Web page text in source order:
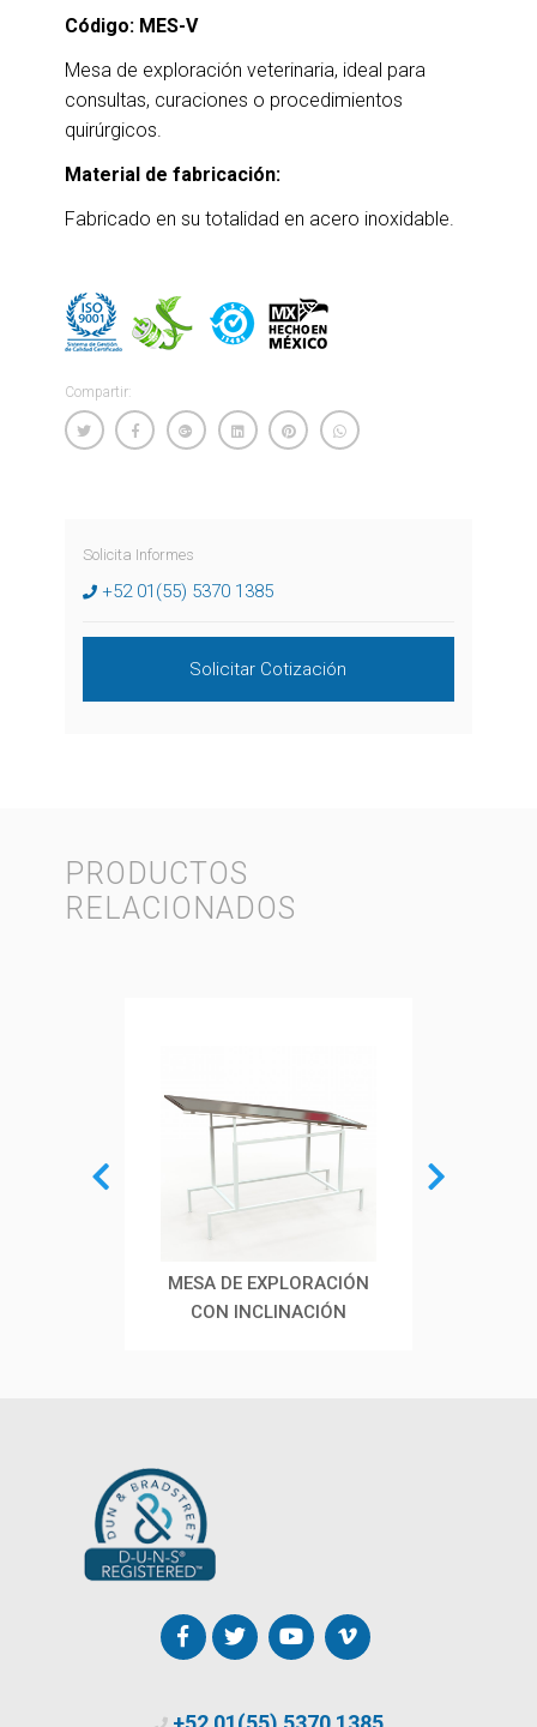
Código: MES-V
Mesa de exploración veterinaria, ideal para
consultas, curaciones o procedimientos
quirúrgicos.
Material de fabricación:
Fabricado en su totalidad en acero inoxidable.
Compartir:
Solicita Informes
+52 01(55) 5370 1385
Solicitar Cotización
PRODUCTOS
RELACIONADOS
MESA DE EXPLORACIÓN
CON INCLINACIÓN